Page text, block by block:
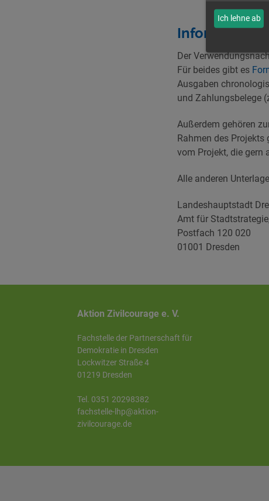
Der
Für beides gibt es
Ausgaben
und Zahlungsbelege
Außerdem gehören
Rahmen des Projekts
vom Projekt, die gern
Alle anderen
Landeshauptstadt
Amt für
Postfach 120 020
01001 Dresden
Aktion Zivilcourage e. V.
Fachstelle der Partnerschaft für
Demokratie in Dresden
Lockwitzer Straße 4
01219 Dresden
Tel. 0351 20298382
fachstelle-lhp@aktion-
zivilcourage.de
Ich lehne ab